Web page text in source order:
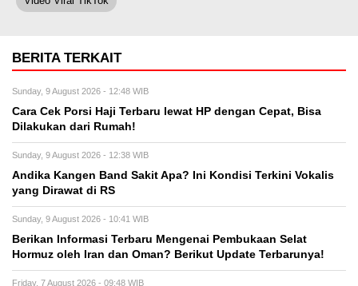
BERITA TERKAIT
Sunday, 9 August 2026 - 12:48 WIB
Cara Cek Porsi Haji Terbaru lewat HP dengan Cepat, Bisa
Dilakukan dari Rumah!
Sunday, 9 August 2026 - 12:38 WIB
Andika Kangen Band Sakit Apa? Ini Kondisi Terkini Vokalis
yang Dirawat di RS
Sunday, 9 August 2026 - 10:41 WIB
Berikan Informasi Terbaru Mengenai Pembukaan Selat
Hormuz oleh Iran dan Oman? Berikut Update Terbarunya!
Friday, 7 August 2026 - 09:48 WIB